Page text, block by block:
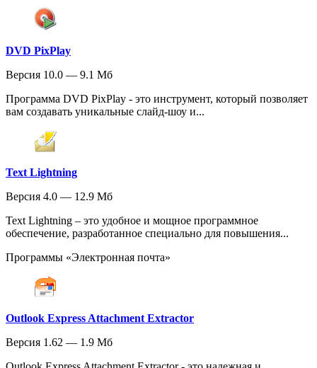
DVD PixPlay
Версия 10.0 — 9.1 Мб
Программа DVD PixPlay - это инструмент, который позволяет
вам создавать уникальные слайд-шоу и...
Text Lightning
Версия 4.0 — 12.9 Мб
Text Lightning – это удобное и мощное программное
обеспечение, разработанное специально для повышения...
Программы «Электронная почта»
Outlook Express Attachment Extractor
Версия 1.62 — 1.9 Мб